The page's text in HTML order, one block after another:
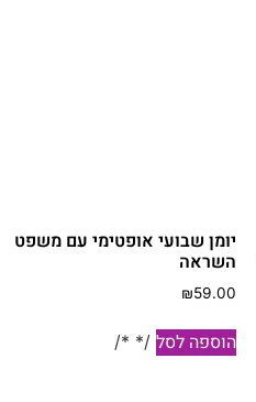
יומן שבועי אופטימי עם משפט
השראה
₪59.00
הוספה לסל /* */